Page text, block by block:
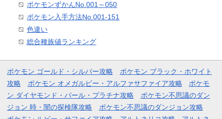
ポケモンずかんNo.001～050
ポケモン入手方法No.001-151
色違い
総合種族値ランキング
ポケモン ゴールド・シルバー攻略
ポケモン ブラック・ホワイト
攻略
ポケモン オメガルビー・アルファサファイア攻略
ポケモ
ン ダイヤモンド・パール・プラチナ攻略
ポケモン不思議のダン
ジョン 時・闇の探検隊攻略
ポケモン不思議のダンジョン攻略